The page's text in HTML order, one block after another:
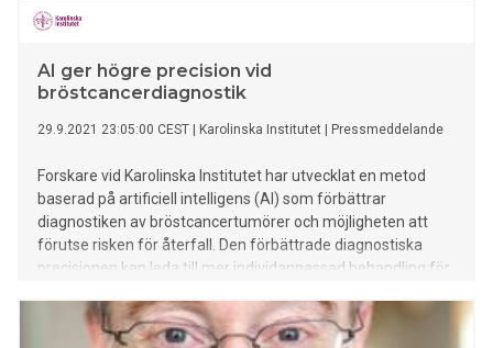
AI ger högre precision vid
bröstcancerdiagnostik
29.9.2021 23:05:00 CEST Karolinska Institutet Pressmeddelande
Forskare vid Karolinska Institutet har utvecklat en metod
baserad på artificiell intelligens (AI) som förbättrar
diagnostiken av bröstcancertumörer och möjligheten att
förutse risken för återfall. Den förbättrade diagnostiska
precisionen kan leda till mer individanpassad behandling för
mellanrisktumörer. Resultaten publiceras i tidskriften Annals
of Oncology.